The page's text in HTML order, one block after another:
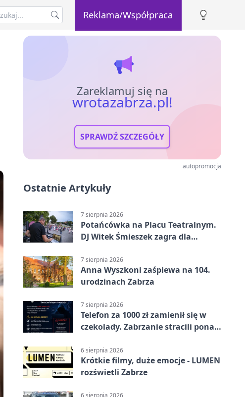
Reklama/Współpraca
Zareklamuj się na
wrotazabrza.pl!
SPRAWDŹ SZCZEGÓŁY
autopromocja
Ostatnie Artykuły
7 sierpnia 2026
Potańcówka na Placu Teatralnym.
DJ Witek Śmieszek zagra dla
7 sierpnia 2026
Anna Wyszkoni zaśpiewa na 104.
urodzinach Zabrza
7 sierpnia 2026
Telefon za 1000 zł zamienił się w
czekolady. Zabrzanie stracili ponad
6 sierpnia 2026
Krótkie filmy, duże emocje - LUMEN
rozświetli Zabrze
6 sierpnia 2026